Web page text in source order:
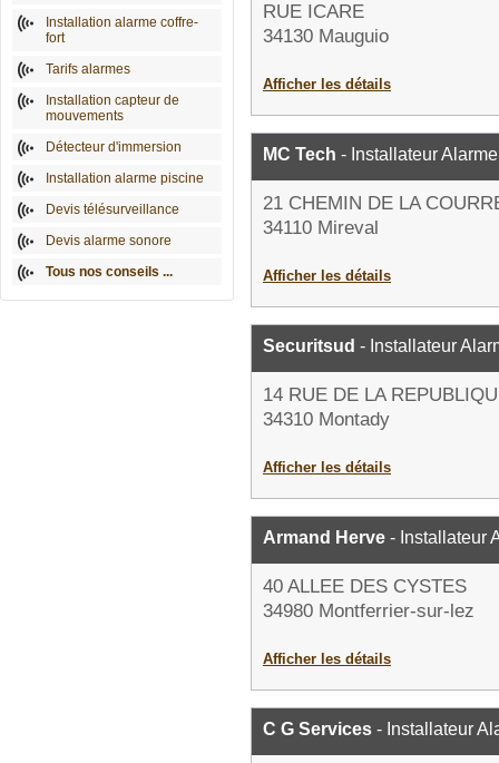
Installation alarme coffre-
fort
Tarifs alarmes
Installation capteur de
mouvements
Détecteur d'immersion
Installation alarme piscine
Devis télésurveillance
Devis alarme sonore
Tous nos conseils ...
RUE ICARE
34130 Mauguio
Afficher les détails
MC Tech - Installateur Alarme
21 CHEMIN DE LA
34110 Mireval
Afficher les détails
Securitsud - Installateur
14 RUE DE LA
34310 Montady
Afficher les détails
Armand Herve - Installateur
40 ALLEE DES CYSTES
34980 Montferrier-sur-lez
Afficher les détails
C G Services - Installateur